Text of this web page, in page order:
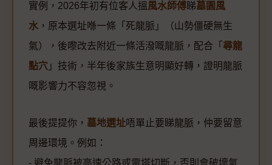
實例，2026年初有位客人搵風水師傅睇墓園風
水 ，原本選址喺一條「死龍脈」（山勢僵硬無生
氣），後嚟改去附近一條活潑嘅龍脈，配合「 尋龍
點穴 」技術，半年後家族生意明顯好轉，證明龍脈
嘅影響力不容忽視。
最後提提你， 墓地選址唔單止要睇龍脈，仲要留意
周邊環境。例如：
- 避免龍脈被高速公路或電塔切斷，否則會破壞氣